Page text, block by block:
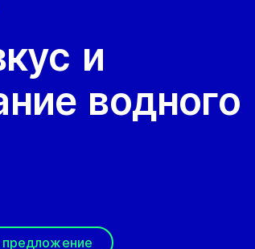
и
водного